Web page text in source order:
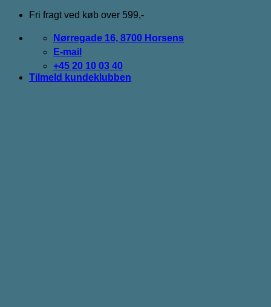
Fortsæt
indhold
Fri fragt ved køb over 599,-
Nørregade 16, 8700 Horsens
E-mail
+45 20 10 03 40
Tilmeld kundeklubben